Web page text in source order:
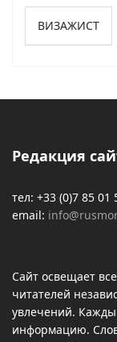
ВИЗАЖИСТ
Редакция
тел: +33 (0)7 85 01
email:
Сайт освещает
читателей
увлечений.
информацию.